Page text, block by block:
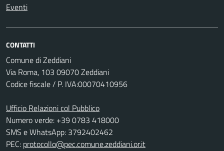
Eventi
CONTATTI
Comune di Zeddiani
Via Roma, 103 09070 Zeddiani
Codice fiscale / P. IVA:00070410956
Ufficio Relazioni col Pubblico
Numero verde: +39 0783 418000
SMS e WhatsApp: 3792402462
PEC: protocollo@pec.comune.zeddiani.or.it